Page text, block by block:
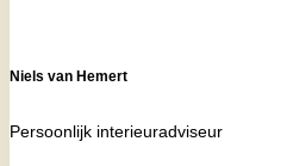
Niels van Hemert
Persoonlijk interieuradviseur